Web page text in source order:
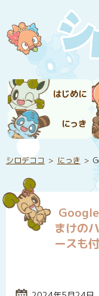
はじめに
にっき
シロデココ にっき
まけの
ースも